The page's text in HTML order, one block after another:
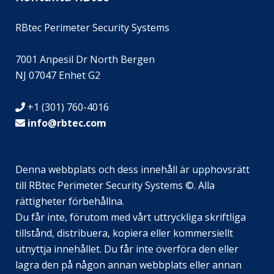
RBtec Perimeter Security Systems
7001 Anpesil Dr North Bergen
NJ 07047 Enhet G2
+1 (301) 760-4016
info@rbtec.com
Denna webbplats och dess innehåll är upphovsrätt
till RBtec Perimeter Security Systems ©. Alla
rättigheter förbehållna.
Du får inte, förutom med vårt uttryckliga skriftliga
tillstånd, distribuera, kopiera eller kommersiellt
utnyttja innehållet. Du får inte överföra den eller
lagra den på någon annan webbplats eller annan
DE_DE
EN_GB
JA